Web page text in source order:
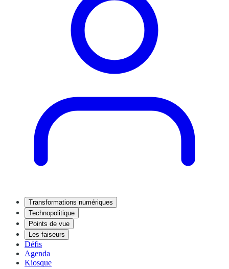
Transformations numériques
Technopolitique
Points de vue
Les faiseurs
Défis
Agenda
Kiosque